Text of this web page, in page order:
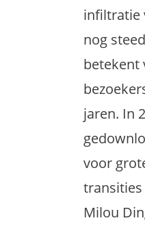
infiltratie
nog
betekent
jaren. In
voor
transities
Milou